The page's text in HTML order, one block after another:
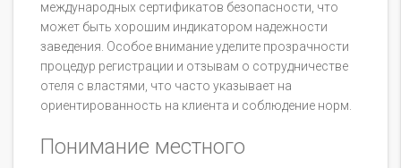
международных сертификатов безопасности, что
может быть хорошим индикатором надежности
заведения. Особое внимание уделите прозрачности
процедур регистрации и отзывам о сотрудничестве
отеля с властями, что часто указывает на
ориентированность на клиента и соблюдение норм.
Понимание местного